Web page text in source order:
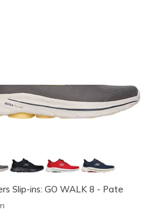
Slip-ins: GO WALK 8 - Pate